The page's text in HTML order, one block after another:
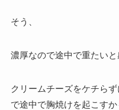
そう、
濃厚なので途中で重たいと
クリームチーズをケチらず
で途中で胸焼けを起こす